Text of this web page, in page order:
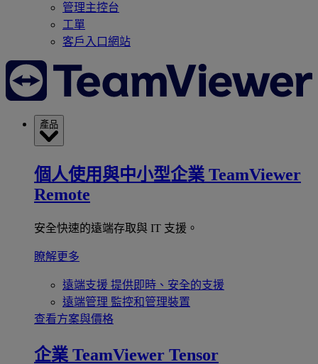
管理主控台
工單
客戶入口網站
產品
個人使用與中小型企業 TeamViewer
Remote
安全快速的遠端存取與 IT 支援。
瞭解更多
遠端支援 提供即時、安全的支援
遠端管理 監控和管理裝置
查看方案與價格
企業 TeamViewer Tensor